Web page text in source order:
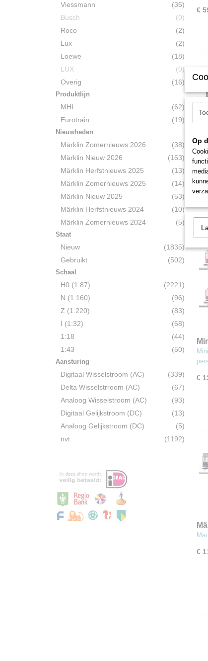
Viessmann
(36)
Busch
(0)
Roco
(2)
Lux
(2)
Loewe
(18)
LUX
(0)
Overig
(16)
Produktlijn
MHI
(62)
Eurotrain
(19)
Nieuwheden
Märklin Zomernieuws 2026
(38)
Märklin Nieuw 2026
(163)
Märklin Herfstnieuws 2025
(13)
Märklin Zomernieuws 2025
(14)
Märklin Nieuw 2025
(53)
Märklin Herfstnieuws 2024
(10)
Märklin Zomernieuws 2024
(5)
Staat
Nieuw
(1835)
Gebruikt
(502)
Schaal
H0 (1:87)
(2221)
N (1:160)
(96)
Z (1:220)
(83)
I (1:32)
(68)
1:18
(44)
1:43
(50)
Aansturing
Digitaal Wisselstroom (AC)
(339)
Delta Wisselstrroom (AC)
(67)
Analoog Wisselstroom (AC)
(93)
Digitaal Gelijkstroom (DC)
(13)
Analoog Gelijkstroom (DC)
(5)
nvt
(1192)
€
€
€
€
Op